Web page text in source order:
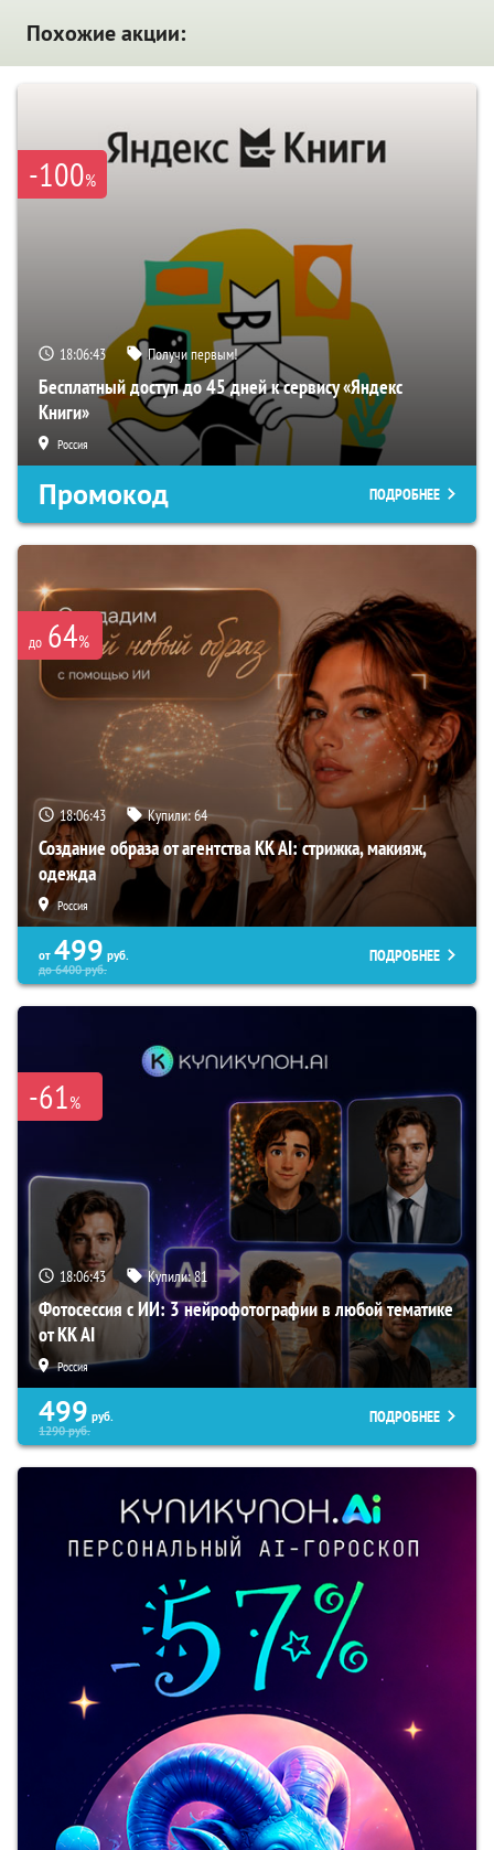
Похожие акции:
-100%
18:06:42 Получи первым!
Бесплатный доступ до 45 дней к сервису «Яндекс
Книги»
Россия
Промокод ПОДРОБНЕЕ
до 64%
18:06:42 Купили:64
Создание образа от агентства KK AI: стрижка, макияж,
одежда
Россия
от 499 руб.
до6400руб.
ПОДРОБНЕЕ
-61%
18:06:42 Купили:81
Фотосессия с ИИ: 3 нейрофотографии в любой тематике
от KK AI
Россия
499 руб.
1290руб.
ПОДРОБНЕЕ